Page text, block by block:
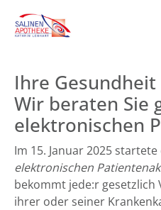
Ihre
Wir beraten Sie
elektronischen
Im 15. Januar 2025
elektronischen
bekommt jede:r gesetzlich
ihrer oder seiner